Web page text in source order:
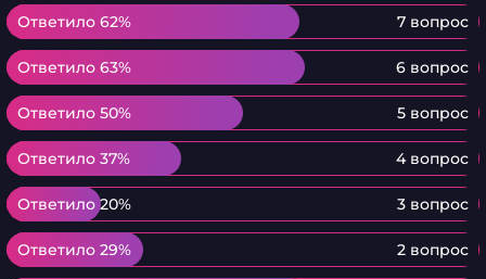
Ответило 62% 7 вопрос
Ответило 62%
Ответило 63% 6 вопрос
Ответило 63%
Ответило 50% 5 вопрос
Ответило 50%
Ответило 37% 4 вопрос
Ответило 37%
Ответило 20% 3 вопрос
Ответило 20%
Ответило 29% 2 вопрос
Ответило 29%